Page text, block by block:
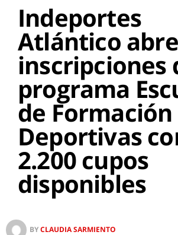
Indeportes
Atlántico abre
inscripciones
programa
de Formación
Deportivas
2.200 cupos
disponibles
BYCLAUDIA SARMIENTO